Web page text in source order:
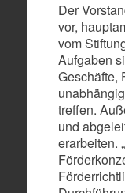
Der
vor,
vom
Aufgaben
Geschäfte,
treffen.
und
erarbeiten.